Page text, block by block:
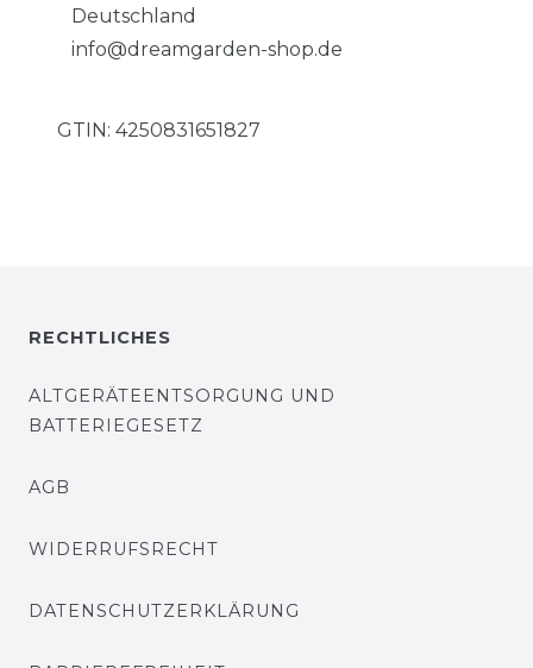
Deutschland
info@dreamgarden-shop.de
GTIN: 4250831651827
RECHTLICHES
ALTGERÄTEENTSORGUNG UND
BATTERIEGESETZ
AGB
WIDERRUFSRECHT
DATENSCHUTZERKLÄRUNG